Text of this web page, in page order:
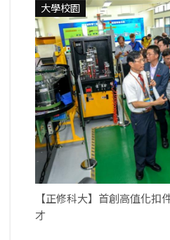
大學校園
【正修科大】首創高值化扣
才